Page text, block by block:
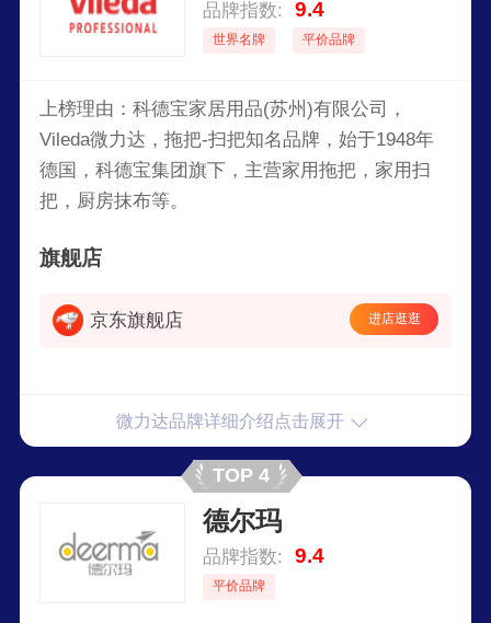
品牌指数: 9.4
世界名牌 平价品牌
上榜理由：科德宝家居用品(苏州)有限公司，
Vileda微力达，拖把-扫把知名品牌，始于1948年
德国，科德宝集团旗下，主营家用拖把，家用扫
把，厨房抹布等。
旗舰店
京东旗舰店 进店逛逛
微力达品牌详细介绍点击展开
TOP 4
德尔玛
品牌指数: 9.4
平价品牌